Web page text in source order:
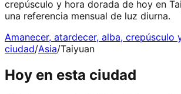
crepúsculo y hora dorada de hoy en
una referencia mensual de luz diurna.
Amanecer, atardecer, alba, crepúsculo
ciudad/Asia/Taiyuan
Hoy en esta ciudad